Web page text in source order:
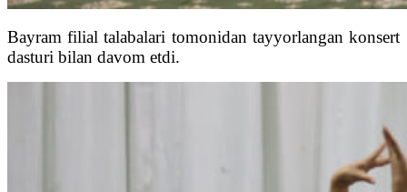
Bayram filial talabalari tomonidan tayyorlangan konsert
dasturi bilan davom etdi.